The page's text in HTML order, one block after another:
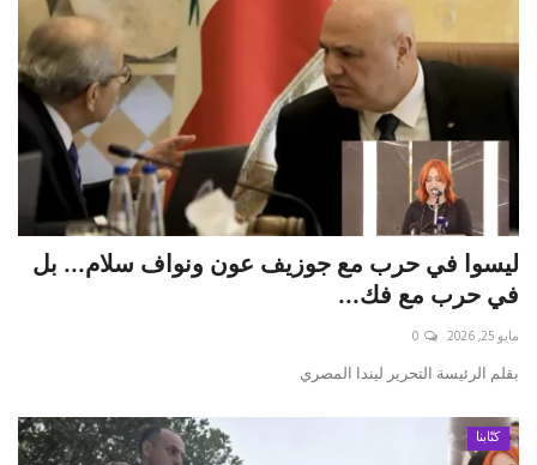
السعودية
علوم وتكنولوجيا
رياضة
فيديو
حياة
ليسوا في حرب مع جوزيف عون ونواف سلام... بل
في حرب مع فك...
مايو 25, 2026 0
بقلم الرئيسة التحرير ليندا المصري
كتّابنا